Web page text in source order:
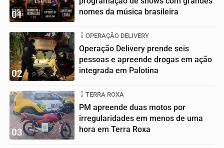
01
nomes da música brasileira
02
OPERAÇÃO DELIVERY
Operação Delivery prende seis
pessoas e apreende drogas em ação
integrada em Palotina
03
TERRA ROXA
PM apreende duas motos por
irregularidades em menos de uma
hora em Terra Roxa